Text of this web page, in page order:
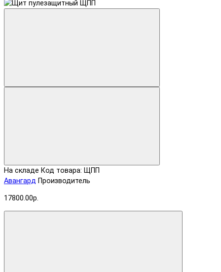
На складе Код товара: ЩПП
Авангард Производитель
17800.00р.